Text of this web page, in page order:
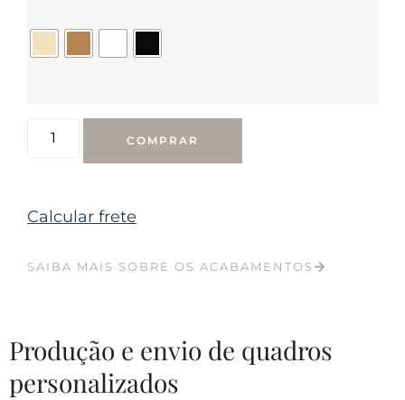
COMPRAR
Calcular frete
SAIBA MAIS SOBRE OS ACABAMENTOS
Produção e envio de quadros
personalizados